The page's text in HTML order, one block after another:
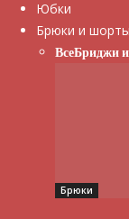
Юбки
Брюки и шорты
ВсеБриджи
Брюки